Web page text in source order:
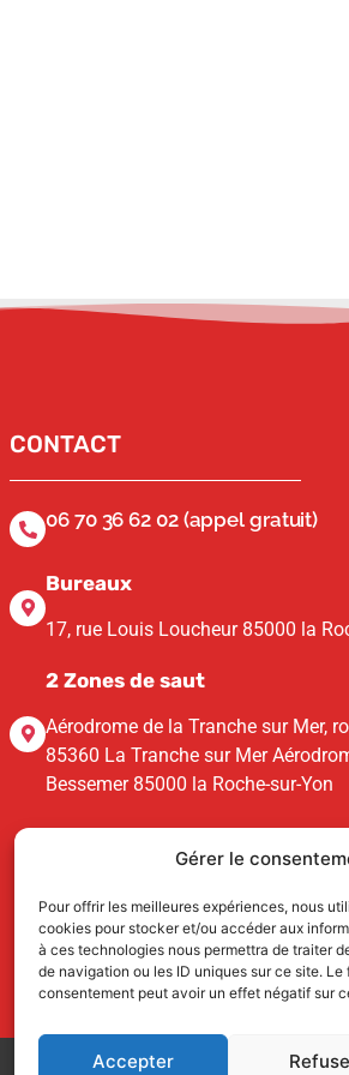
Gérer le
Pour offrir les meilleures expériences, nous
cookies pour stocker et/ou accéder aux
à ces technologies nous permettra de traiter
de navigation ou les ID uniques sur ce site.
consentement peut avoir un effet négatif sur
Accepter
CONTACT
06 70 36 62 02 (appel gratuit)
Bureaux
17, rue Louis Loucheur 85000 la
2 Zones de saut
Aérodrome de la Tranche sur Mer,
85360 La Tranche sur Mer
Bessemer 85000 la Roche-sur-Yon